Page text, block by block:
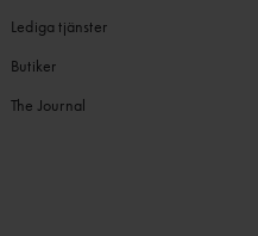
Lediga tjänster
Butiker
The Journal